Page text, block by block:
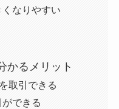
なりやすい
かるメリット
取引できる
できる